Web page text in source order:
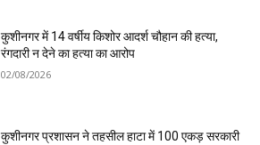
कुशीनगर में 14 वर्षीय किशोर आदर्श चौहान की हत्या,
रंगदारी न देने का हत्या का आरोप
02/08/2026
कुशीनगर प्रशासन ने तहसील हाटा में 100 एकड़ सरकारी